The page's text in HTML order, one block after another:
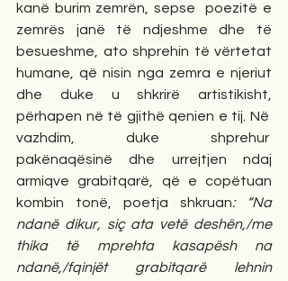
kanë burim zemrën, sepse  poezitë e
zemrës janë të ndjeshme dhe të
besueshme, ato shprehin të vërtetat
humane, që nisin nga zemra e njeriut
dhe duke u shkrirë artistikisht,
përhapen në të gjithë qenien e tij. Në
vazhdim, duke shprehur
pakënaqësinë dhe urrejtjen ndaj
armiqve grabitqarë, që e copëtuan
kombin tonë, poetja shkruan: “Na
ndanë dikur, siç ata vetë deshën,/me
thika të mprehta kasapësh na
ndanë,/fqinjët grabitqarë lehnin